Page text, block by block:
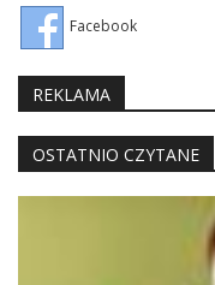
Facebook
REKLAMA
OSTATNIO CZYTANE